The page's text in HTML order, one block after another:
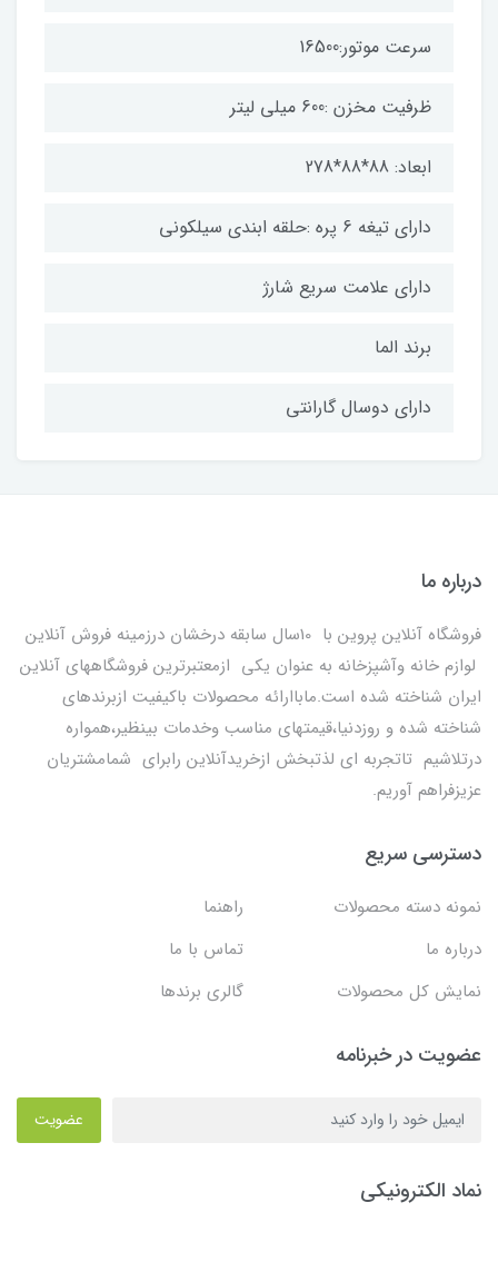
سرعت موتور:16500
ظرفیت مخزن :600 میلی لیتر
ابعاد: 88*88*278
دارای تیغه 6 پره :حلقه ابندی سیلکونی
دارای علامت سریع شارژ
برند الما
دارای دوسال گارانتی
درباره ما
فروشگاه آنلاین پروین با 10سال سابقه درخشان درزمینه فروش آنلاین
لوازم خانه وآشپزخانه به عنوان یکی ازمعتبرترین فروشگاههای آنلاین
ایران شناخته شده است.ماباارائه محصولات باکیفیت ازبرندهای
شناخته شده و روزدنیا،قیمتهای مناسب وخدمات بینظیر،همواره
درتلاشیم تاتجربه ای لذتبخش ازخریدآنلاین رابرای شمامشتریان
عزیزفراهم آوریم.
دسترسی سریع
نمونه دسته محصولات
راهنما
درباره ما
تماس با ما
نمایش کل محصولات
گالری برندها
عضویت در خبرنامه
عضویت
نماد الکترونیکی